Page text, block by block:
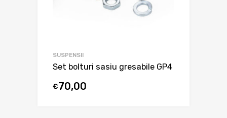
SUSPENSII
Set bolturi sasiu gresabile GP4
€70,00